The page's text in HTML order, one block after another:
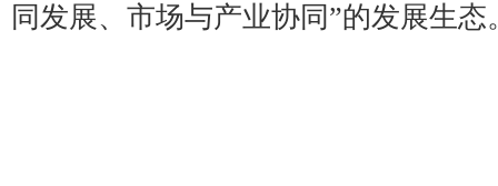
同发展、市场与产业协同”的发展生态